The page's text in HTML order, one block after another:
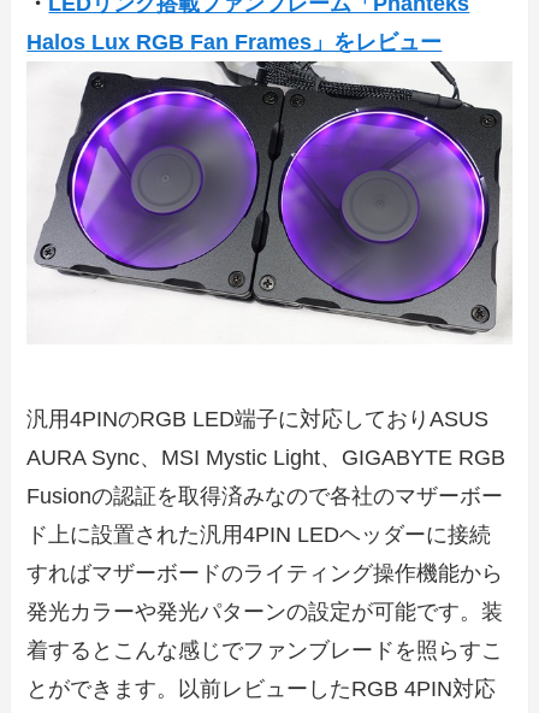
Halos Lux RGB Fan Frames」をレビュー
汎用4PINのRGB LED端子に対応しておりASUS
AURA Sync、MSI Mystic Light、GIGABYTE RGB
Fusionの認証を取得済みなので各社のマザーボー
ド上に設置された汎用4PIN LEDヘッダーに接続
すればマザーボードのライティング操作機能から
発光カラーや発光パターンの設定が可能です。装
着するとこんな感じでファンブレードを照らすこ
とができます。以前レビューしたRGB 4PIN対応